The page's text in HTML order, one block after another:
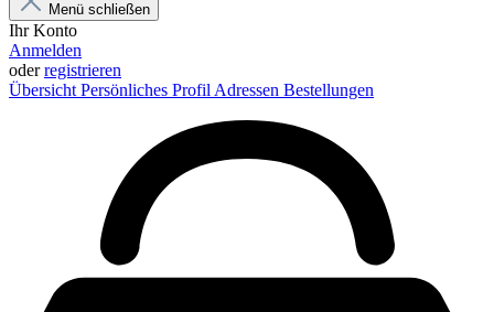
Menü schließen
Ihr Konto
Anmelden
oderregistrieren
Übersicht Persönliches Profil Adressen Bestellungen